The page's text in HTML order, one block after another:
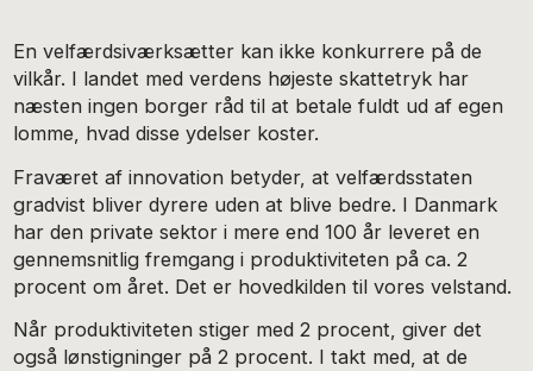
En velfærdsiværksætter kan ikke konkurrere på de
vilkår. I landet med verdens højeste skattetryk har
næsten ingen borger råd til at betale fuldt ud af egen
lomme, hvad disse ydelser koster.
Fraværet af innovation betyder, at velfærdsstaten
gradvist bliver dyrere uden at blive bedre. I Danmark
har den private sektor i mere end 100 år leveret en
gennemsnitlig fremgang i produktiviteten på ca. 2
procent om året. Det er hovedkilden til vores velstand.
Når produktiviteten stiger med 2 procent, giver det
også lønstigninger på 2 procent. I takt med, at de